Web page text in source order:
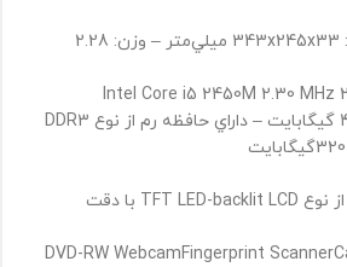
ابعاد: 343x245x33 ميلي‌متر – وزن: 2.28
Intel Core i5 2450M 2.30 MHz
14.1 اينچ از نوع TFT LED-backlit LCD با دقت
DVD-RW WebcamFingerprint